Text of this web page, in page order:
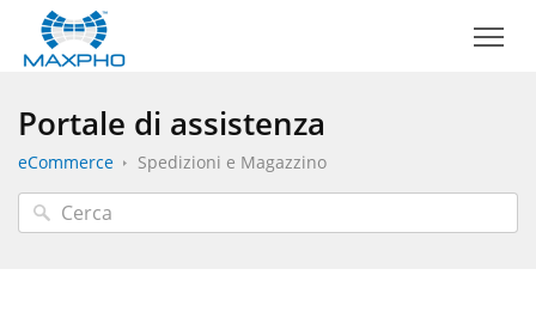
Portale di assistenza
eCommerce Spedizioni e Magazzino